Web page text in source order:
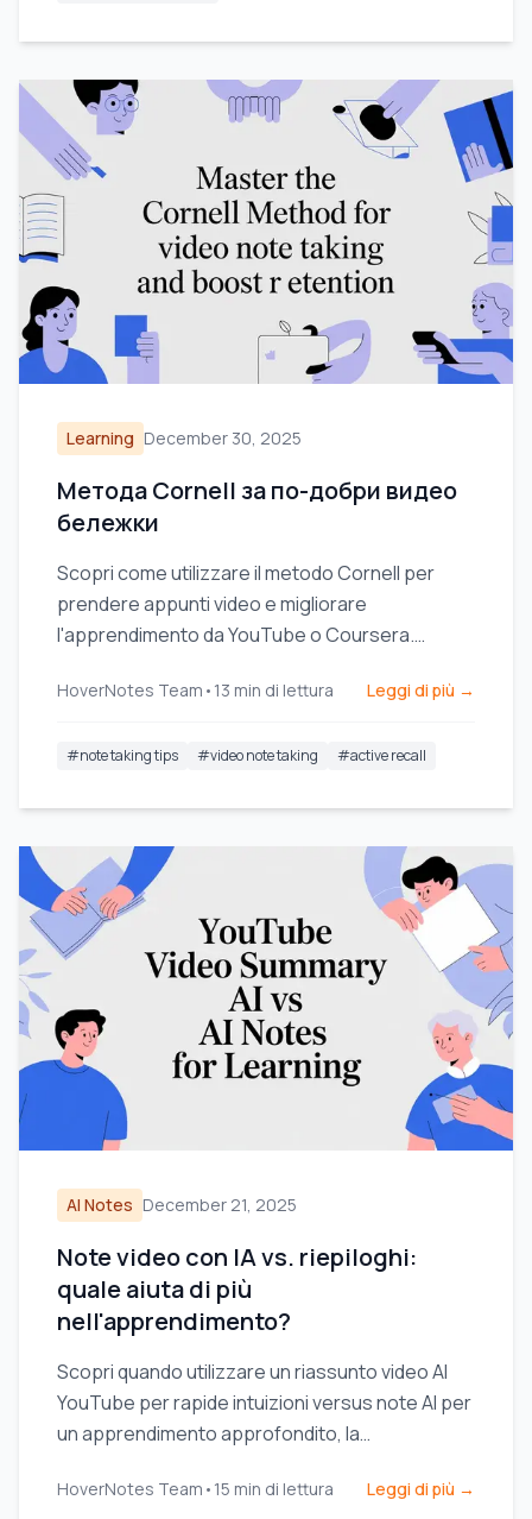
Learning December 30, 2025
Метода Cornell за по-добри видео
бележки
Scopri come utilizzare il metodo Cornell per
prendere appunti video e migliorare
l'apprendimento da YouTube o Coursera.
HoverNotes Team • 13 min di lettura Leggi di più →
#note taking tips #video note taking #active recall
AI Notes December 21, 2025
Note video con IA vs. riepiloghi:
quale aiuta di più
nell'apprendimento?
Scopri quando utilizzare un riassunto video AI
YouTube per rapide intuizioni versus note AI per
un apprendimento approfondito, la
conoscenza.
HoverNotes Team • 15 min di lettura Leggi di più →